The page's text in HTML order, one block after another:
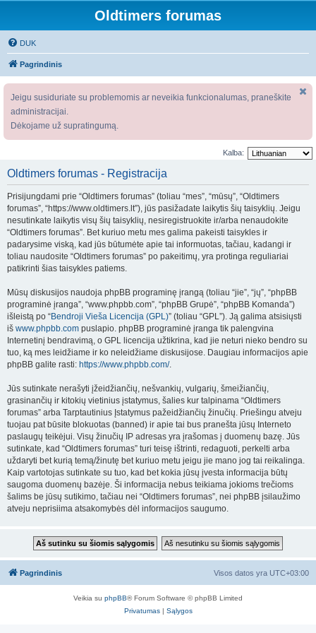
Oldtimers forumas
DUK
Pagrindinis
Jeigu susiduriate su problemomis ar neveikia funkcionalumas, praneškite
administracijai.
Dėkojame už supratingumą.
Kalba:
Oldtimers forumas - Registracija
Prisijungdami prie “Oldtimers forumas” (toliau “mes”, “mūsų”, “Oldtimers
forumas”, “https://www.oldtimers.lt”), jūs pasižadate laikytis šių taisyklių. Jeigu
nesutinkate laikytis visų šių taisyklių, nesiregistruokite ir/arba nenaudokite
“Oldtimers forumas”. Bet kuriuo metu mes galima pakeisti taisykles ir
padarysime viską, kad jūs būtumėte apie tai informuotas, tačiau, kadangi ir
toliau naudosite “Oldtimers forumas” po pakeitimų, yra protinga reguliariai
patikrinti šias taisykles patiems.
Mūsų diskusijos naudoja phpBB programinę įrangą (toliau “jie”, “jų”, “phpBB
programinė įranga”, “www.phpbb.com”, “phpBB Grupė”, “phpBB Komanda”)
išleistą po “Bendroji Vieša Licencija (GPL)” (toliau “GPL”). Ją galima atsisiųsti
iš www.phpbb.com puslapio. phpBB programinė įranga tik palengvina
Internetinį bendravimą, o GPL licencija užtikrina, kad jie neturi nieko bendro su
tuo, ką mes leidžiame ir ko neleidžiame diskusijose. Daugiau informacijos apie
phpBB galite rasti: https://www.phpbb.com/.
Jūs sutinkate nerašyti įžeidžiančių, nešvankių, vulgarių, šmeižiančių,
grasinančių ir kitokių vietinius įstatymus, šalies kur talpinama “Oldtimers
forumas” arba Tarptautinius Įstatymus pažeidžiančių žinučių. Priešingu atveju
tuojau pat būsite blokuotas (banned) ir apie tai bus pranešta jūsų Interneto
paslaugų teikėjui. Visų žinučių IP adresas yra įrašomas į duomenų bazę. Jūs
sutinkate, kad “Oldtimers forumas” turi teisę ištrinti, redaguoti, perkelti arba
uždaryti bet kurią temą/žinutę bet kuriuo metu jeigu jie mano jog tai reikalinga.
Kaip vartotojas sutinkate su tuo, kad bet kokia jūsų įvesta informacija būtų
saugoma duomenų bazėje. Ši informacija nebus teikiama jokioms trečioms
šalims be jūsų sutikimo, tačiau nei “Oldtimers forumas”, nei phpBB įsilaužimo
atveju neprisiima atsakomybės dėl informacijos saugumo.
Pagrindinis Visos datos yra UTC+03:00
Veikia su phpBB® Forum Software © phpBB Limited
Privatumas| Sąlygos